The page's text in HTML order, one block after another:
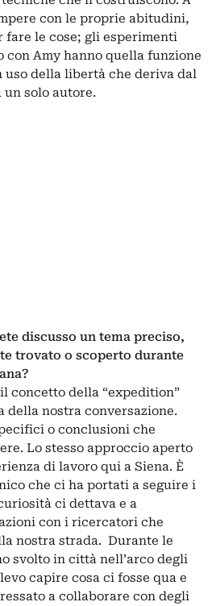
con le proprie abitudini,
fare le cose; gli esperimenti
Amy hanno quella funzione
uso della libertà che deriva dal
un solo autore.
discusso un tema preciso,
trovato o scoperto durante
concetto della “expedition”
della nostra conversazione.
o conclusioni che
Lo stesso approccio aperto
di lavoro qui a Siena. È
che ci ha portati a seguire i
ci dettava e a
con i ricercatori che
nostra strada. Durante le
svolto in città nell’arco degli
capire cosa ci fosse qua e
a collaborare con degli